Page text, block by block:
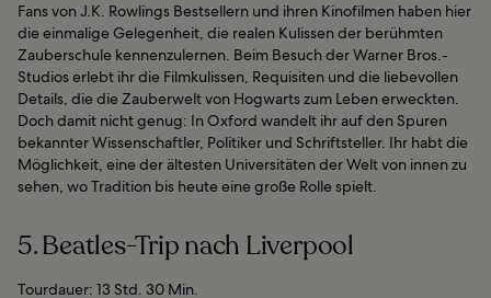
Fans von J.K. Rowlings Bestsellern und ihren Kinofilmen haben hier
die einmalige Gelegenheit, die realen Kulissen der berühmten
Zauberschule kennenzulernen. Beim Besuch der Warner Bros.-
Studios erlebt ihr die Filmkulissen, Requisiten und die liebevollen
Details, die die Zauberwelt von Hogwarts zum Leben erweckten.
Doch damit nicht genug: In Oxford wandelt ihr auf den Spuren
bekannter Wissenschaftler, Politiker und Schriftsteller. Ihr habt die
Möglichkeit, eine der ältesten Universitäten der Welt von innen zu
sehen, wo Tradition bis heute eine große Rolle spielt.
5. Beatles-Trip nach Liverpool
Tourdauer: 13 Std. 30 Min.